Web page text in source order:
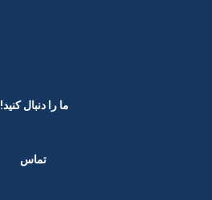
ما را دنبال کنید! ​
تماس